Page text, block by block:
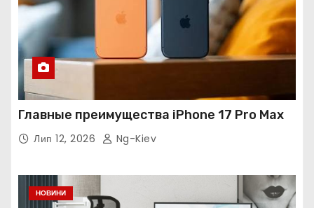
Главные преимущества iPhone 17 Pro Max
Лип 12, 2026 Ng-Kiev
НОВИНИ